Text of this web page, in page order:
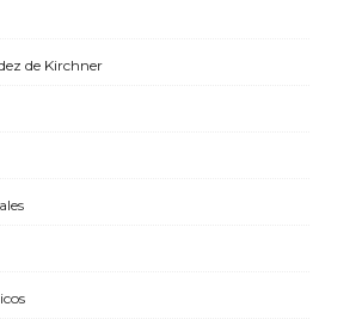
de Kirchner